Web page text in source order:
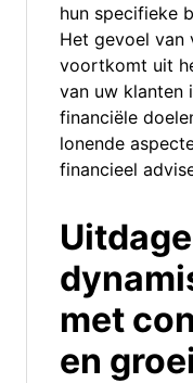
hun specifieke
Het gevoel van
voortkomt uit
van uw klanten
financiële
lonende
financieel
met
en